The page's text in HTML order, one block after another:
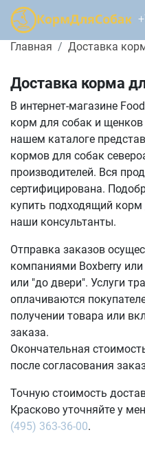
Главная Доставка
Доставка корма
В интернет-магазине
корм для собак и
нашем каталоге
кормов для собак
производителей. Вся
сертифицирована.
купить подходящий
наши консультанты.
Отправка заказов
компаниями Boxberry
или "до двери". Услуги
оплачиваются
получении товара или
заказа.
Окончательная
после согласования
Точную стоимость
Красково уточняйте у
(495) 363-36-00.